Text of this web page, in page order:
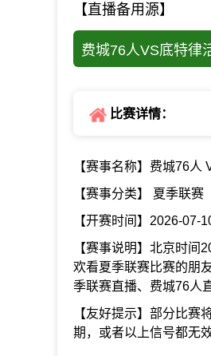
【直播备用源】
费城76人VS底特律
比赛详情：
【赛事名称】费城76人
【赛事分类】 夏季联赛
【开赛时间】2026-07-
【赛事说明】北京时间
欢看夏季联赛比赛的朋
季联赛直播、费城76人
【友好提示】部分比赛
期，或者以上信号都无